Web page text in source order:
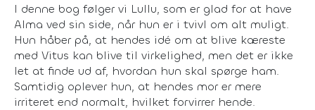
I denne bog følger vi Lullu, som er glad for at have
Alma ved sin side, når hun er i tvivl om alt muligt.
Hun håber på, at hendes idé om at blive kæreste
med Vitus kan blive til virkelighed, men det er ikke
let at finde ud af, hvordan hun skal spørge ham.
Samtidig oplever hun, at hendes mor er mere
irriteret end normalt, hvilket forvirrer hende.